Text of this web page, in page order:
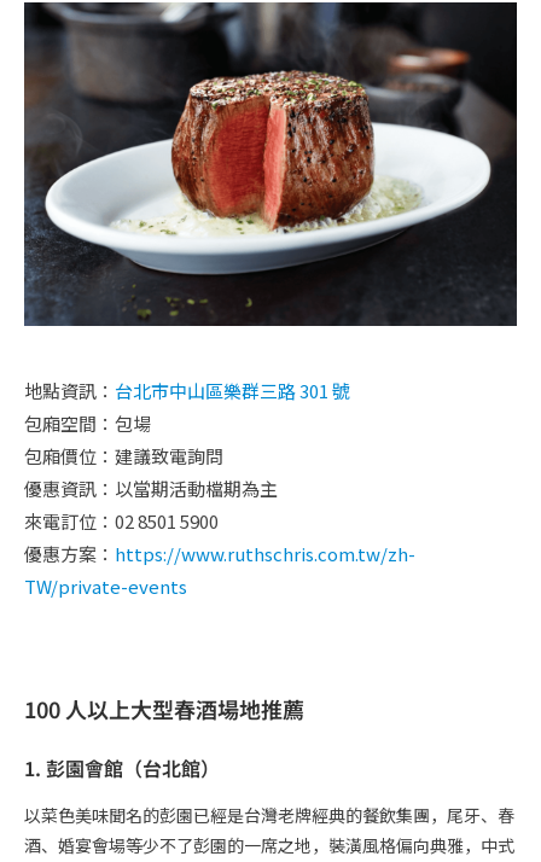
地點資訊： 台北市中山區樂群三路 301 號
包廂空間：包場
包廂價位：建議致電詢問
優惠資訊：以當期活動檔期為主
來電訂位：02 8501 5900
優惠方案： https://www.ruthschris.com.tw/zh-
TW/private-events
100 人以上大型春酒場地推薦
1. 彭園會館（台北館）
以菜色美味聞名的彭園已經是台灣老牌經典的餐飲集團，尾牙、春
酒、婚宴會場等少不了彭園的一席之地，裝潢風格偏向典雅，中式